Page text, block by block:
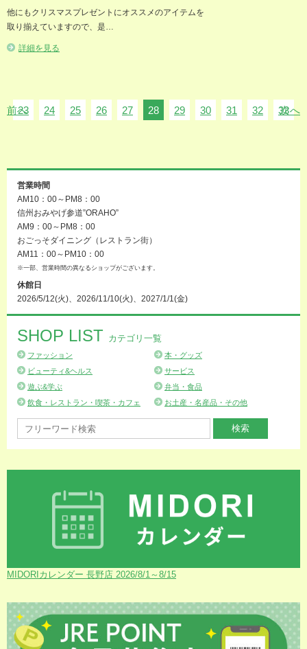
他にもクリスマスプレゼントにオススメのアイテムを
取り揃えていますので、是…
詳細を見る
前へ
23 24 25 26 27 28 29 30 31 32 33
次へ
営業時間
AM10：00～PM8：00
信州おみやげ参道”ORAHO”
AM9：00～PM8：00
おごっそダイニング（レストラン街）
AM11：00～PM10：00
※一部、営業時間の異なるショップがございます。
休館日
2026/5/12(火)、2026/11/10(火)、2027/1/1(金)
SHOP LIST カテゴリ一覧
ファッション
本・グッズ
ビューティ&ヘルス
サービス
遊ぶ&学ぶ
弁当・食品
飲食・レストラン・喫茶・カフェ
お土産・名産品・その他
MIDORIカレンダー 長野店 2026/8/1～8/15